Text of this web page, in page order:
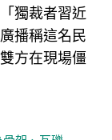
獨裁者習近
播稱這名民
方在現場僵